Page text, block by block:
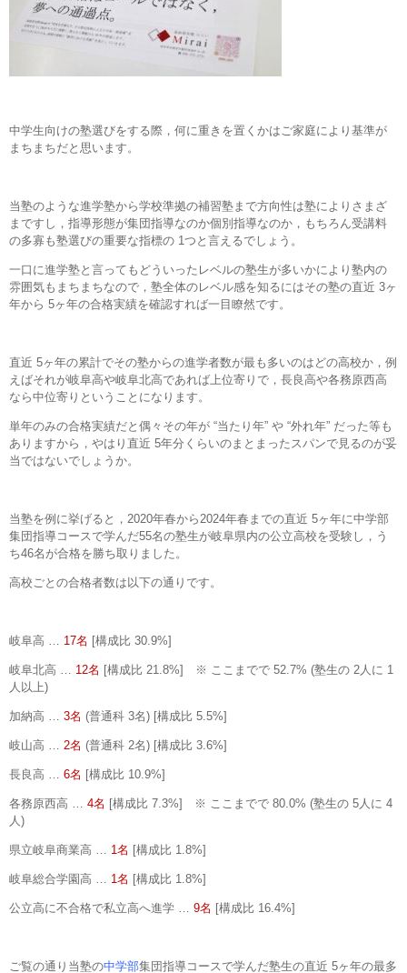
中学生向けの塾選びをする際，何に重きを置くかはご家庭により基準が
まちまちだと思います。
当塾のような進学塾から学校準拠の補習塾まで方向性は塾によりさまざ
まですし，指導形態が集団指導なのか個別指導なのか，もちろん受講料
の多寡も塾選びの重要な指標の 1つと言えるでしょう。
一口に進学塾と言ってもどういったレベルの塾生が多いかにより塾内の
雰囲気もまちまちなので，塾全体のレベル感を知るにはその塾の直近 3ヶ
年から 5ヶ年の合格実績を確認すれば一目瞭然です。
直近 5ヶ年の累計でその塾からの進学者数が最も多いのはどの高校か，例
えばそれが岐阜高や岐阜北高であれば上位寄りで，長良高や各務原西高
なら中位寄りということになります。
単年のみの合格実績だと偶々その年が “当たり年” や “外れ年” だった等も
ありますから，やはり直近 5年分くらいのまとまったスパンで見るのが妥
当ではないでしょうか。
当塾を例に挙げると，2020年春から2024年春までの直近 5ヶ年に中学部
集団指導コースで学んだ55名の塾生が岐阜県内の公立高校を受験し，う
ち46名が合格を勝ち取りました。
高校ごとの合格者数は以下の通りです。
岐阜高 … 17名 [構成比 30.9%]
岐阜北高 … 12名 [構成比 21.8%] ※ ここまでで 52.7% (塾生の 2人に 1
人以上)
加納高 … 3名 (普通科 3名) [構成比 5.5%]
岐山高 … 2名 (普通科 2名) [構成比 3.6%]
長良高 … 6名 [構成比 10.9%]
各務原西高 … 4名 [構成比 7.3%] ※ ここまでで 80.0% (塾生の 5人に 4
人)
県立岐阜商業高 … 1名 [構成比 1.8%]
岐阜総合学園高 … 1名 [構成比 1.8%]
公立高に不合格で私立高へ進学 … 9名 [構成比 16.4%]
ご覧の通り当塾の中学部集団指導コースで学んだ塾生の直近 5ヶ年の最多